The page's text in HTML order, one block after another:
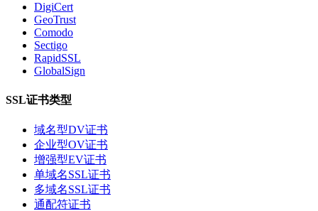
DigiCert
GeoTrust
Comodo
Sectigo
RapidSSL
GlobalSign
SSL证书类型
域名型DV证书
企业型OV证书
增强型EV证书
单域名SSL证书
多域名SSL证书
通配符证书